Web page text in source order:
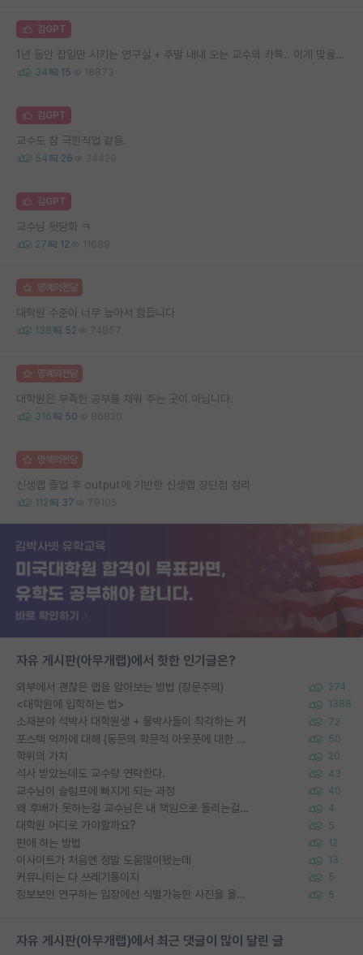
김GPT
1년 동안 잡일만 시키는 연구실 + 주말 내내 오는 교수의 카톡.. 이게 맞을까요
34 15 18873
김GPT
교수도 참 극한직업 같음.
54 26 24429
김GPT
교수님 뒷담화 ㅋ
27 12 11689
명예의전당
대학원 수준이 너무 높아서 힘듭니다
138 52 74857
명예의전당
대학원은 부족한 공부를 채워 주는 곳이 아닙니다.
316 50 86820
명예의전당
신생랩 졸업 후 output에 기반한 신생랩 장단점 정리
112 37 79105
자유 게시판(아무개랩)에서 핫한 인기글은?
외부에서 괜찮은 랩을 알아보는 방법 (장문주의) 274
<대학원에 입학하는 법> 1388
소재분야 석박사 대학원생 + 물박사들이 착각하는 거 72
포스텍 억까에 대해 (동문의 학문적 아웃풋에 대한 반박) 50
학위의 가치 20
석사 받았는데도 교수랑 연락한다. 43
교수님이 슬럼프에 빠지게 되는 과정 40
왜 후배가 못하는걸 교수님은 내 책임으로 돌리는걸까요? 4
대학원 어디로 가야할까요? 5
편애 하는 방법 12
이사이트가 처음엔 정말 도움많이됐는데 13
커뮤니티는 다 쓰레기통이지 5
정보보안 연구하는 입장에선 식별가능한 사진을 올리는건 비추이긴함 5
자유 게시판(아무개랩)에서 최근 댓글이 많이 달린 글